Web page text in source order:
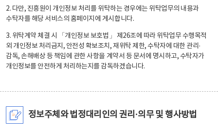
2. 다만, 진흥원이 개인정보 처리를 위탁하는 경우에는 위탁업무의 내용과
수탁자를 해당 서비스의 홈페이지에 게시합니다.
3. 위탁계약 체결 시 「개인정보 보호법」 제26조에 따라 위탁업무 수행목적
외 개인정보 처리금지, 안전성 확보조치, 재위탁 제한, 수탁자에 대한 관리·
감독, 손해배상 등 책임에 관한 사항을 계약서 등 문서에 명시하고, 수탁자가
개인정보를 안전하게 처리하는지를 감독하겠습니다.
정보주체와 법정대리인의 권리·의무 및 행사방법